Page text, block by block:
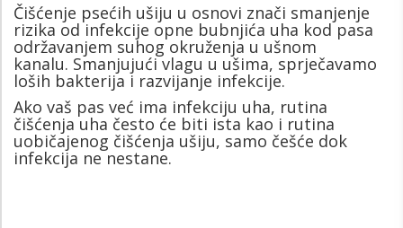
Čišćenje psećih ušiju u osnovi znači smanjenje
rizika od infekcije opne bubnjića uha kod pasa
održavanjem suhog okruženja u ušnom
kanalu. Smanjujući vlagu u ušima, sprječavamo
loših bakterija i razvijanje infekcije.
Ako vaš pas već ima infekciju uha, rutina
čišćenja uha često će biti ista kao i rutina
uobičajenog čišćenja ušiju, samo češće dok
infekcija ne nestane.